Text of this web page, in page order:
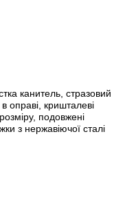
канитель, стразовий
оправі, кришталеві
подовжені
з нержавіючої сталі